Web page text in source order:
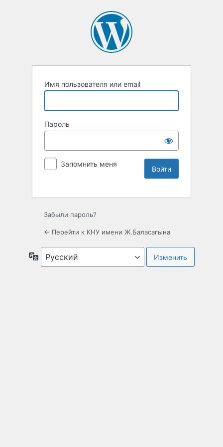
Имя пользователя или email
Пароль
Запомнить меня
Забыли пароль?
← Перейти к КНУ имени Ж.Баласагына
Язык